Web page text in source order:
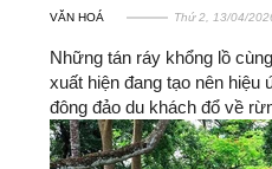
VĂN HOÁ Thứ 2, 13/04/
Những tán ráy khổng lồ
xuất hiện đang tạo nên hiệu
đông đảo du khách đổ về